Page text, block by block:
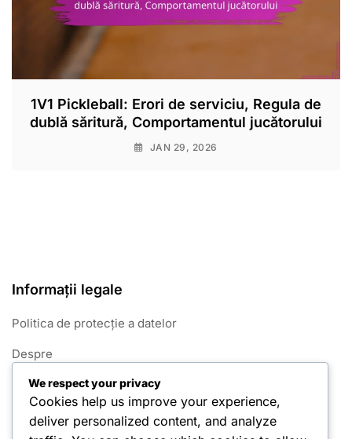
1V1 Pickleball: Erori de serviciu, Regula de
dublă săritură, Comportamentul jucătorului
JAN 29, 2026
Informații legale
Politica de protecție a datelor
Despre
Termeni și condiții
Contactează-ne
We respect your privacy
Cookies help us improve your experience,
deliver personalized content, and analyze